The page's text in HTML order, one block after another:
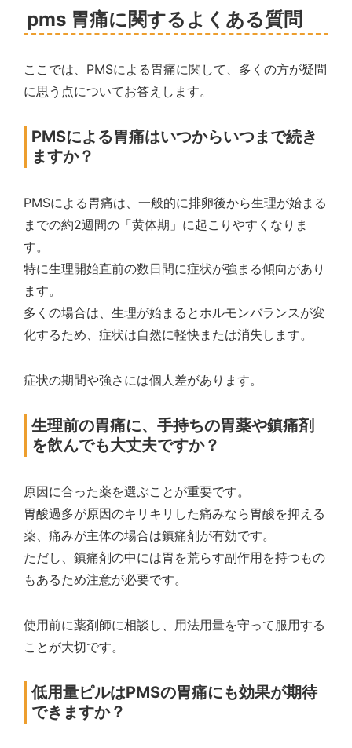
pms 胃痛に関するよくある質問
ここでは、PMSによる胃痛に関して、多くの方が疑問
に思う点についてお答えします。
PMSによる胃痛はいつからいつまで続き
ますか？
PMSによる胃痛は、一般的に排卵後から生理が始まる
までの約2週間の「黄体期」に起こりやすくなりま
す。
特に生理開始直前の数日間に症状が強まる傾向があり
ます。
多くの場合は、生理が始まるとホルモンバランスが変
化するため、症状は自然に軽快または消失します。
症状の期間や強さには個人差があります。
生理前の胃痛に、手持ちの胃薬や鎮痛剤
を飲んでも大丈夫ですか？
原因に合った薬を選ぶことが重要です。
胃酸過多が原因のキリキリした痛みなら胃酸を抑える
薬、痛みが主体の場合は鎮痛剤が有効です。
ただし、鎮痛剤の中には胃を荒らす副作用を持つもの
もあるため注意が必要です。
使用前に薬剤師に相談し、用法用量を守って服用する
ことが大切です。
低用量ピルはPMSの胃痛にも効果が期待
できますか？